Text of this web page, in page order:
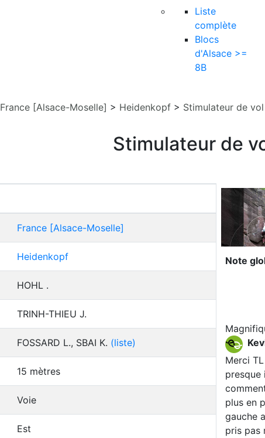
Liste
complète
Blocs
d'Alsace >=
8B
France [Alsace-Moselle] > Heidenkopf > Stimulateur de vol
Stimulateur de
France [Alsace-Moselle]
Heidenkopf
HOHL .
TRINH-THIEU J.
FOSSARD L., SBAI K. (liste)
15 mètres
Voie
Est
Note
Merci
presque
plus en
gauche
pris pas